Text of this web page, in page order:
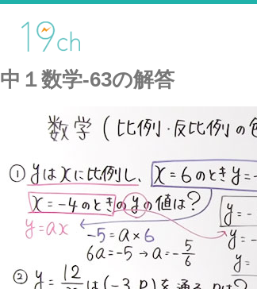
中１数学-63の解答